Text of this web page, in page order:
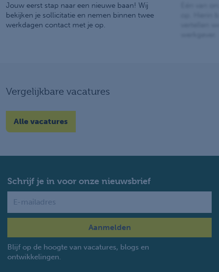
Jouw eerst stap naar een nieuwe baan! Wij
bekijken je sollicitatie en nemen binnen twee
werkdagen contact met je op.
Vergelijkbare vacatures
Alle vacatures
Schrijf je in voor onze nieuwsbrief
Blijf op de hoogte van vacatures, blogs en
ontwikkelingen.